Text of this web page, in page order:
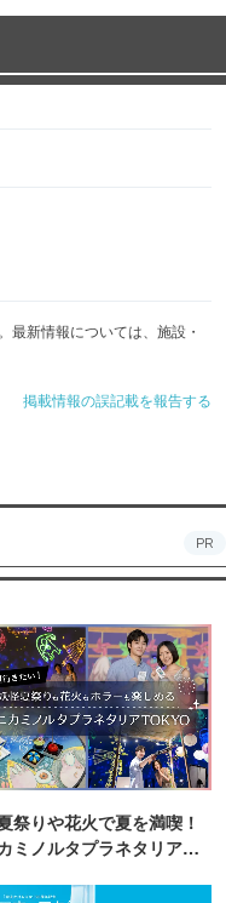
最新情報については、施設・
掲載情報の誤記載を報告する
PR
祭りや花火で夏を満喫！
ミノルタプラネタリア